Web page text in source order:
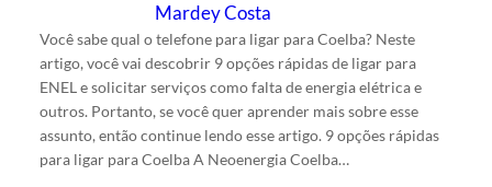
Mardey Costa
Você sabe qual o telefone para ligar para Coelba? Neste
artigo, você vai descobrir 9 opções rápidas de ligar para
ENEL e solicitar serviços como falta de energia elétrica e
outros. Portanto, se você quer aprender mais sobre esse
assunto, então continue lendo esse artigo. 9 opções rápidas
para ligar para Coelba A Neoenergia Coelba…